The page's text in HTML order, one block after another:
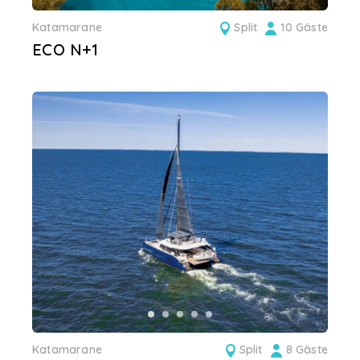
Katamarane 10 Gäste
Split
ECO N+1
Katamarane 8 Gäste
Split